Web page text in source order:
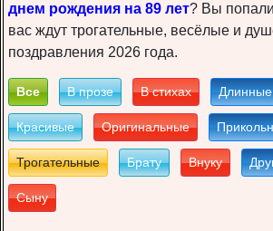
днем рождения на 89 лет? Вы
вас ждут трогательные, весёлые и
поздравления 2026 года.
Все В прозе В стихах Длинные
Красивые Оригинальные
Трогательные Брату Внуку
Сыну